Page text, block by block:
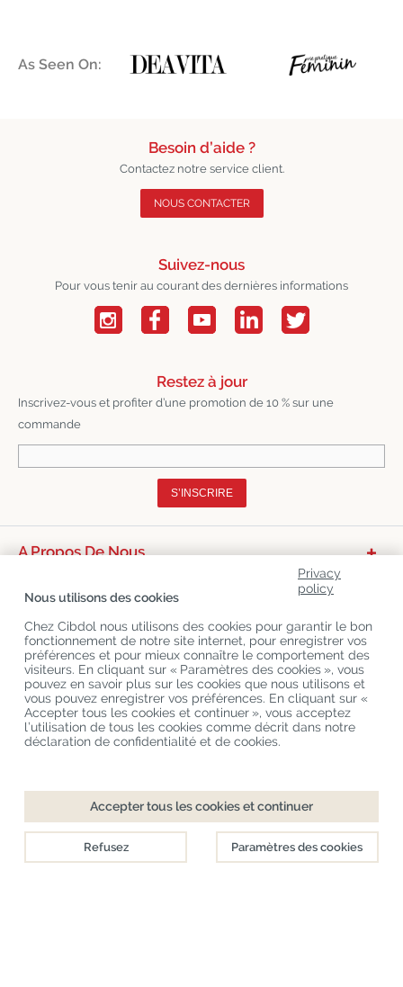
As Seen On:
Besoin d’aide ?
Contactez notre service client.
NOUS CONTACTER
Suivez-nous
Pour vous tenir au courant des dernières informations
Restez à jour
Inscrivez-vous et profiter d’une promotion de 10 % sur une
commande
S’INSCRIRE
A Propos De Nous
Derniers Blogs
Privacy
policy
Nous utilisons des cookies
Chez Cibdol nous utilisons des cookies pour garantir le bon
fonctionnement de notre site internet, pour enregistrer vos
préférences et pour mieux connaître le comportement des
visiteurs. En cliquant sur « Paramètres des cookies », vous
pouvez en savoir plus sur les cookies que nous utilisons et
vous pouvez enregistrer vos préférences. En cliquant sur «
Accepter tous les cookies et continuer », vous acceptez
l’utilisation de tous les cookies comme décrit dans notre
déclaration de confidentialité et de cookies.
Accepter tous les cookies et continuer
Refusez Paramètres des cookies
Copyright©Cibdol Last updated 08-08-2026
Cibdol France, Place des Grands Hommes, 33000 Bordeaux, France
KvK: 76495035 VAT: NL860644923B01